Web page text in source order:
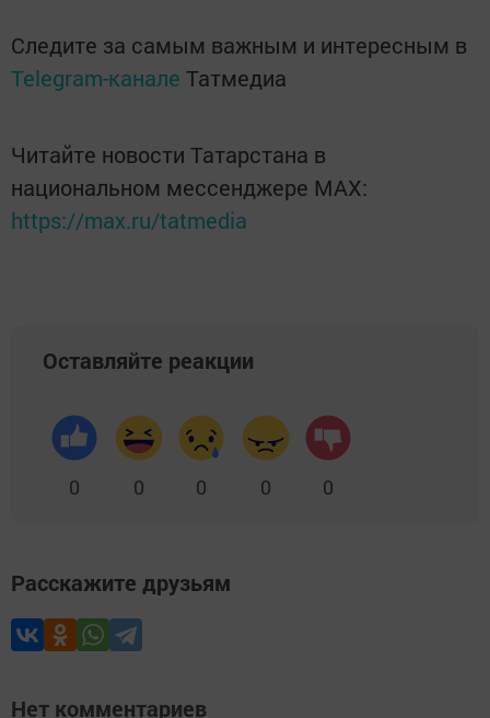
Следите за самым важным и интересным в
Telegram-канале Татмедиа
Читайте новости Татарстана в
национальном мессенджере MАХ:
https://max.ru/tatmedia
Оставляйте реакции
0 0 0 0 0
Расскажите друзьям
Нет комментариев